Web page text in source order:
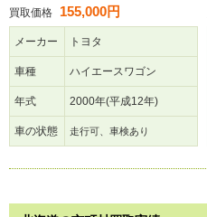
買取価格 155,000円
メーカー トヨタ
車種 ハイエースワゴン
年式 2000年(平成12年)
車の状態 走行可、車検あり